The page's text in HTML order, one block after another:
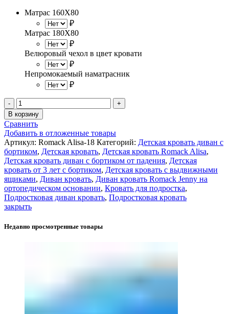
Матрас 160Х80
₽
Матрас 180Х80
₽
Велюровый чехол в цвет кровати
₽
Непромокаемый наматрасник
₽
Количество
товара
Romack
Alisa
кровать-
тахта
-
180*80
Серый
микровелюр
В корзину
Сравнить
Добавить в отложенные товары
Артикул: Romack Alisa-18 Категорий: Детcкая кровать диван с
бортиком, Детская кровать, Детская кровать Romack Alisa,
Детская кровать диван с бортиком от падения, Детская
кровать от 3 лет с бортиком, Детская кровать с выдвижными
ящиками, Диван кровать, Диван кровать Romack Jenny на
ортопедическом основании, Кровать для подростка,
Подростковая диван кровать, Подростковая кровать
закрыть
Недавно просмотренные товары